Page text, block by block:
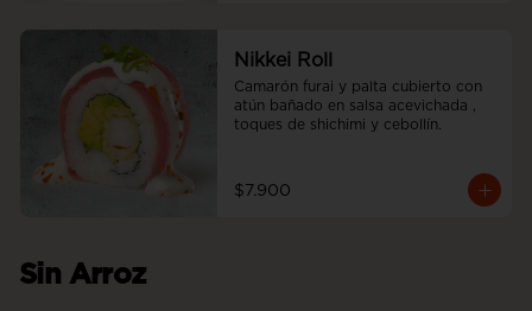
Nikkei Roll
Camarón furai y palta cubierto con
atún bañado en salsa acevichada ,
toques de shichimi y cebollín.
$7.900
Sin Arroz